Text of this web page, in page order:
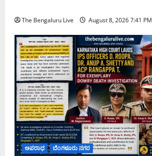
The Bengaluru Live August 8, 2026 7:41 PM
ಅಪರಾಧ ಬೆಂಗಳೂರು ನಗರ